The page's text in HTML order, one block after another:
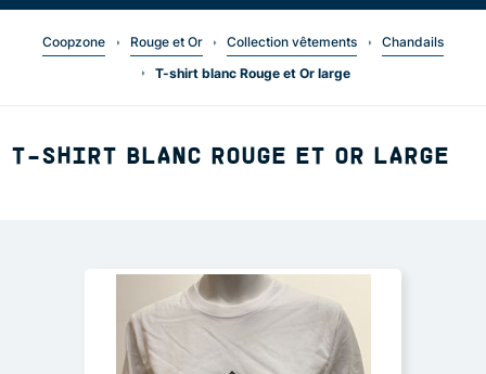
Coopzone Rouge et Or Collection vêtements
Chandails
T-shirt blanc Rouge et Or large
T-SHIRT BLANC ROUGE ET OR LARGE